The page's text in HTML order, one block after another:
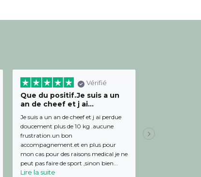
Vérifié
Que du positif.Je suis a un
an de cheef et j ai...
Je suis a un an de cheef et j ai perdue
doucement plus de 10 kg .aucune
frustration.un bon
accompagnement.et en plus pour
mon cas pour des raisons medical je ne
peut pas faire de sport ,sinon bien...
Lire la suite
Julien,